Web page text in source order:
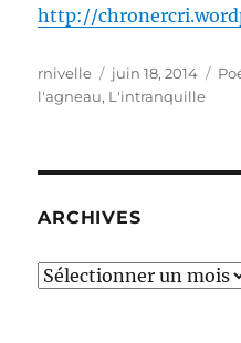
http://
Auteur
rnivelle
Publié
le
juin 18, 2014
l'agneau, L'intranquille
ARCHIVES
Archives